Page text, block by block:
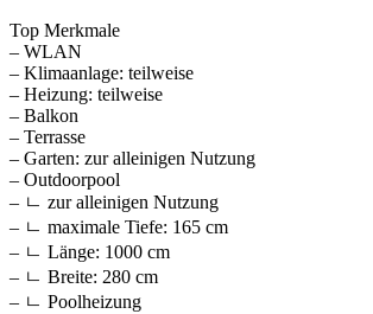
Top Merkmale
– WLAN
– Klimaanlage: teilweise
– Heizung: teilweise
– Balkon
– Terrasse
– Garten: zur alleinigen Nutzung
– Outdoorpool
– ㄴ zur alleinigen Nutzung
– ㄴ maximale Tiefe: 165 cm
– ㄴ Länge: 1000 cm
– ㄴ Breite: 280 cm
– ㄴ Poolheizung